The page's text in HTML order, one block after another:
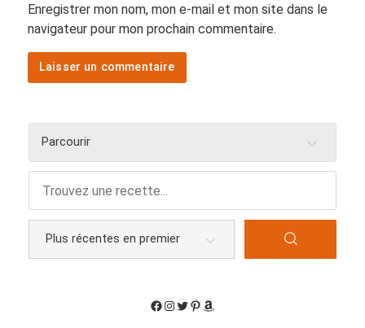
Enregistrer mon nom, mon e-mail et mon site dans le
navigateur pour mon prochain commentaire.
Parcourir